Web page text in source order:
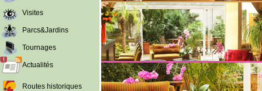
Visites
Parcs&Jardins
Tournages
Actualités
Routes historiques